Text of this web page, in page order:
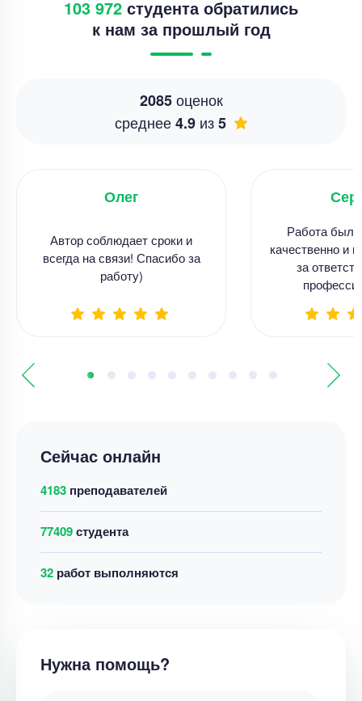
Сейчас онлайн
4183 преподавателей
77409студента
29 работ выполняются
Нужна помощь?
103 972 студента обратились
к нам за прошлый год
2085оценок
среднее4.9 из5
Олег
Автор соблюдает сроки и
всегда на связи! Спасибо за
работу)
Работа
качественно и
за